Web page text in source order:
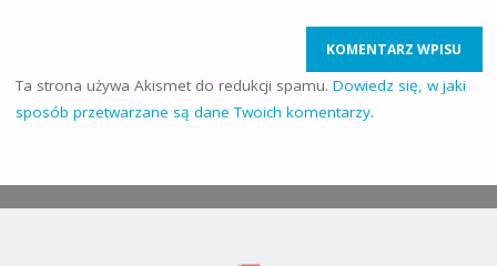
Ta strona używa Akismet do redukcji spamu. Dowiedz się, w jaki
sposób przetwarzane są dane Twoich komentarzy.